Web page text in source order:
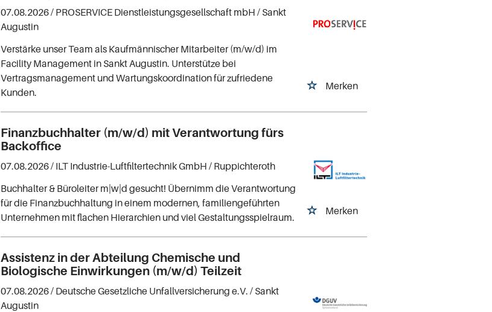
Merken
07.08.2026 / PROSERVICE Dienstleistungsgesellschaft mbH / Sankt
Augustin
Verstärke unser Team als Kaufmännischer Mitarbeiter (m/w/d) im
Facility Management in Sankt Augustin. Unterstütze bei
Vertragsmanagement und Wartungskoordination für zufriedene
Kunden.
Finanzbuchhalter (m/w/d) mit Verantwortung fürs
Backoffice
Merken
07.08.2026 / ILT Industrie-Luftfiltertechnik GmbH / Ruppichteroth
Buchhalter & Büroleiter m|w|d gesucht! Übernimm die Verantwortung
für die Finanzbuchhaltung in einem modernen, familiengeführten
Unternehmen mit flachen Hierarchien und viel Gestaltungsspielraum.
Assistenz in der Abteilung Chemische und
Biologische Einwirkungen (m/w/d) Teilzeit
07.08.2026 / Deutsche Gesetzliche Unfallversicherung e.V. / Sankt
Augustin